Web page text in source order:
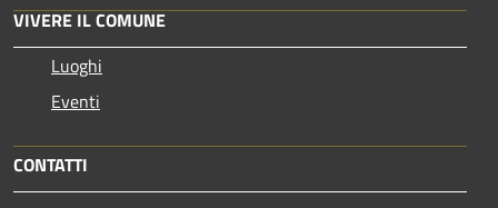
VIVERE IL COMUNE
Luoghi
Eventi
CONTATTI